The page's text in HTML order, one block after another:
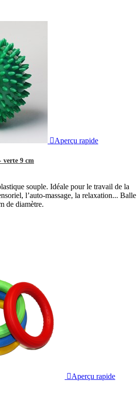
Aperçu rapide
verte 9 cm
souple. Idéale pour le travail de la
l’auto-massage, la relaxation... Balle
de diamètre.
Aperçu rapide